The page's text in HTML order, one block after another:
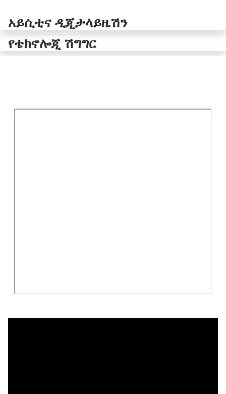
አይሲቲና ዲጂታላይዜሽን
የቴክኖሎጂ ሽግግር